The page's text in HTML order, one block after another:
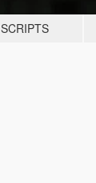
SCRIPTS